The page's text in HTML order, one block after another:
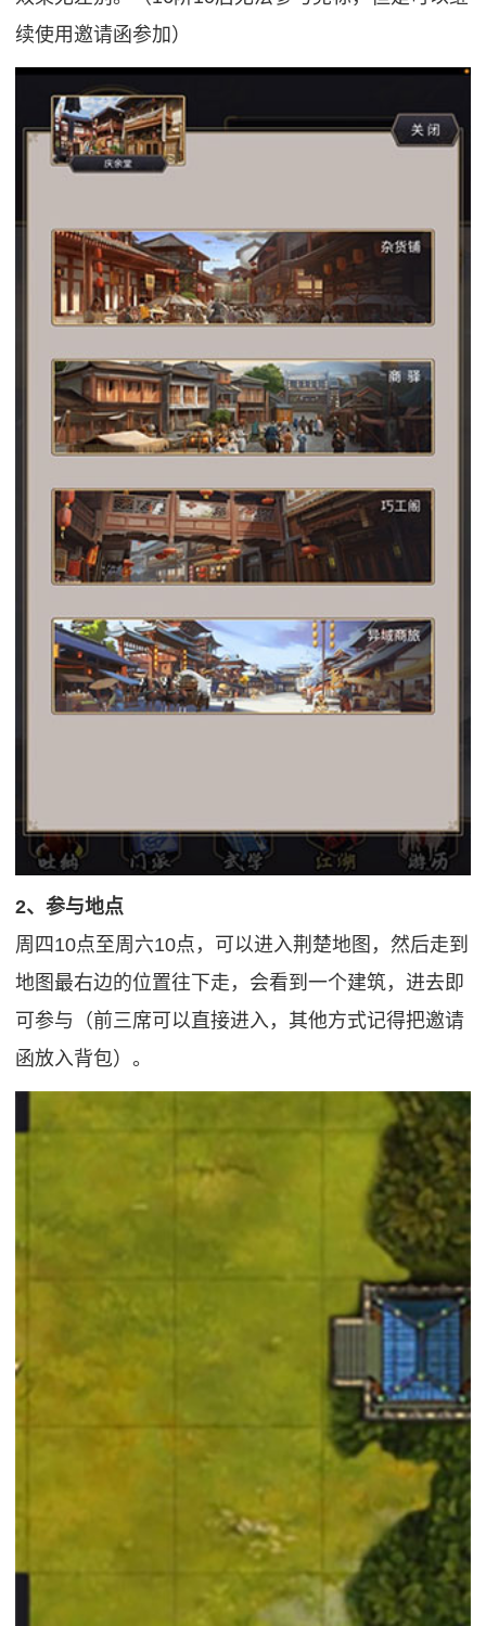
续使用邀请函参加）
2、参与地点
周四10点至周六10点，可以进入荆楚地图，然后走到
地图最右边的位置往下走，会看到一个建筑，进去即
可参与（前三席可以直接进入，其他方式记得把邀请
函放入背包）。